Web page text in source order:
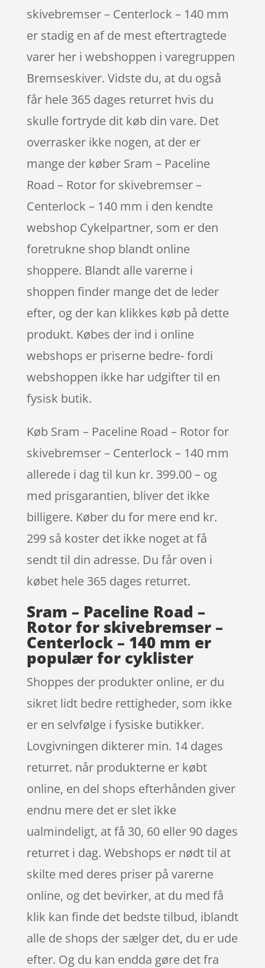
skivebremser – Centerlock – 140 mm
er stadig en af de mest eftertragtede
varer her i webshoppen i varegruppen
Bremseskiver. Vidste du, at du også
får hele 365 dages returret hvis du
skulle fortryde dit køb din vare. Det
overrasker ikke nogen, at der er
mange der køber Sram – Paceline
Road – Rotor for skivebremser –
Centerlock – 140 mm i den kendte
webshop Cykelpartner, som er den
foretrukne shop blandt online
shoppere. Blandt alle varerne i
shoppen finder mange det de leder
efter, og der kan klikkes køb på dette
produkt. Købes der ind i online
webshops er priserne bedre- fordi
webshoppen ikke har udgifter til en
fysisk butik.
Køb Sram – Paceline Road – Rotor for
skivebremser – Centerlock – 140 mm
allerede i dag til kun kr. 399.00 – og
med prisgarantien, bliver det ikke
billigere. Køber du for mere end kr.
299 så koster det ikke noget at få
sendt til din adresse. Du får oven i
købet hele 365 dages returret.
Sram – Paceline Road –
Rotor for skivebremser –
Centerlock – 140 mm er
populær for cyklister
Shoppes der produkter online, er du
sikret lidt bedre rettigheder, som ikke
er en selvfølge i fysiske butikker.
Lovgivningen dikterer min. 14 dages
returret. når produkterne er købt
online, en del shops efterhånden giver
endnu mere det er slet ikke
ualmindeligt, at få 30, 60 eller 90 dages
returret i dag. Webshops er nødt til at
skilte med deres priser på varerne
online, og det bevirker, at du med få
klik kan finde det bedste tilbud, iblandt
alle de shops der sælger det, du er ude
efter. Og du kan endda gøre det fra